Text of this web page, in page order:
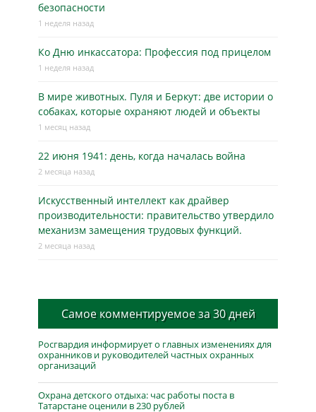
безопасности
1 неделя назад
Ко Дню инкассатора: Профессия под прицелом
1 неделя назад
В мире животных. Пуля и Беркут: две истории о
собаках, которые охраняют людей и объекты
1 месяц назад
22 июня 1941: день, когда началась война
2 месяца назад
Искусственный интеллект как драйвер
производительности: правительство утвердило
механизм замещения трудовых функций.
2 месяца назад
Самое комментируемое за 30 дней
Росгвардия информирует о главных изменениях для
охранников и руководителей частных охранных
организаций
Охрана детского отдыха: час работы поста в
Татарстане оценили в 230 рублей